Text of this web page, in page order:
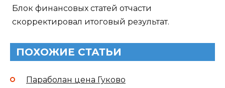
Блок финансовых статей отчасти
скорректировал итоговый результат.
ПОХОЖИЕ СТАТЬИ
Параболан цена Гуково